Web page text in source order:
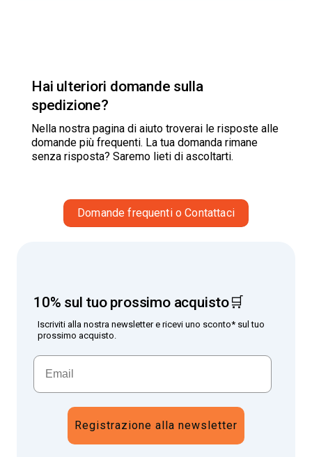
Hai ulteriori domande sulla
spedizione?
Nella nostra pagina di aiuto troverai le risposte alle
domande più frequenti. La tua domanda rimane
senza risposta? Saremo lieti di ascoltarti.
Domande frequenti o Contattaci
10% sul tuo prossimo acquisto🛒
Iscriviti alla nostra newsletter e ricevi uno sconto* sul tuo
prossimo acquisto.
Registrazione alla newsletter